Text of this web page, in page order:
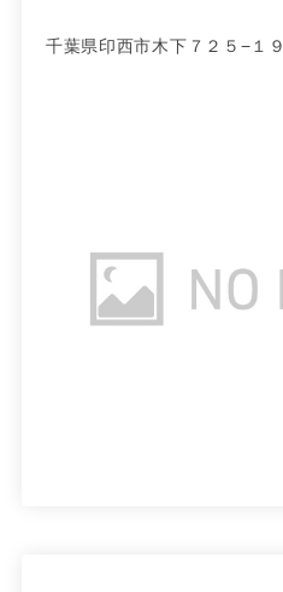
千葉県印西市木下７２５−１９